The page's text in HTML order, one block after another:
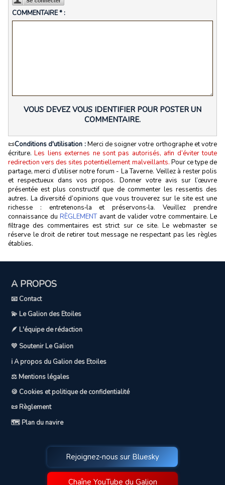
COMMENTAIRE * :
VOUS DEVEZ VOUS IDENTIFIER POUR POSTER UN
COMMENTAIRE.
📜Conditions d'utilisation :Merci de soigner votre orthographe et votre
écriture.Les liens externes ne sont pas autorisés, afin d’éviter toute
redirection vers des sites potentiellement malveillants. Pour ce type de
partage, merci d’utiliser notre forum - La Taverne. Veillez à rester polis
et respectueux dans vos propos. Donner votre avis sur l’œuvre
présentée est plus constructif que de commenter les ressentis des
autres. La diversité d’opinions que vous trouverez sur le site est une
richesse : entretenons‑la et préservons‑la. Veuillez prendre
connaissance du RÈGLEMENTavant de valider votre commentaire. Le
filtrage des commentaires est strict sur ce site. Le webmaster se
réserve le droit de retirer tout message ne respectant pas les règles
établies.
A PROPOS
📧 Contact
💫 Le Galion des Etoiles
🪶 L'équipe de rédaction
💛 Soutenir Le Galion
ℹ️ A propos du Galion des Etoiles
⚖️ Mentions légales
🍪 Cookies et politique de confidentialité
📜 Règlement
🗺️ Plan du navire
Rejoignez-nous sur Bluesky
Chaîne YouTube du Galion